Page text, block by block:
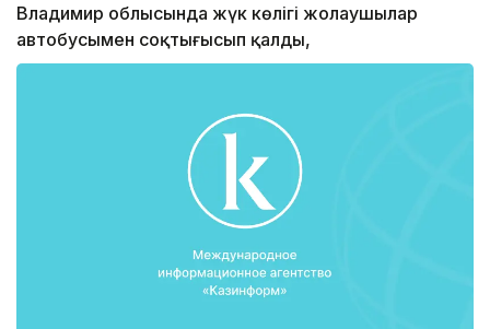
Владимир облысында жүк көлігі жолаушылар
автобусымен соқтығысып қалды,